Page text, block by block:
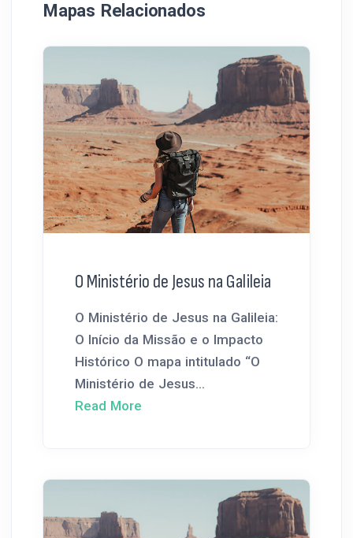
Mapas Relacionados
O Ministério de Jesus na Galileia
O Ministério de Jesus na Galileia:
O Início da Missão e o Impacto
Histórico O mapa intitulado “O
Ministério de Jesus...
Read More